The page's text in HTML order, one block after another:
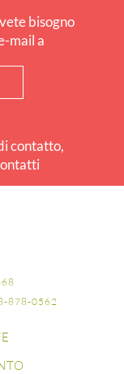
bisogno
mail a
contatto,
per i medici e gli Uffici medici)